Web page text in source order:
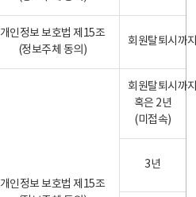
개인정보 보호법 제15조
(정보주체 동의)
회원탈퇴시까
개인정보 보호법 제15조
회원탈퇴시까
혹은 2년
(미접속)
3년